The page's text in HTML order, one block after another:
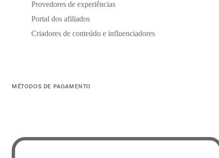
Provedores de experiências
Portal dos afiliados
Criadores de conteúdo e influenciadores
MÉTODOS DE PAGAMENTO